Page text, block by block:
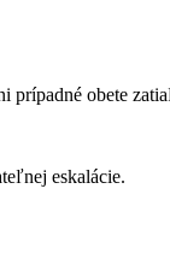
prípadné obete
eskalácie.